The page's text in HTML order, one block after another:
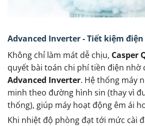
Advanced Inverter - Tiết kiệm
Không chỉ làm mát dễ chịu, Casper
quyết bài toán chi phí tiền điện nhờ
Advanced Inverter. Hệ thống máy
minh theo đường hình sin (thay vì
thống), giúp máy hoạt động êm ái
Khi nhiệt độ phòng đạt tới mức cài